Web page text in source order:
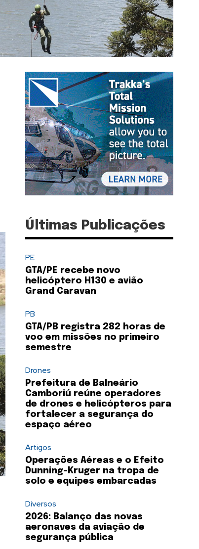
Últimas Publicações
PE
GTA/PE recebe novo
helicóptero H130 e avião
Grand Caravan
PB
GTA/PB registra 282 horas de
voo em missões no primeiro
semestre
Drones
Prefeitura de Balneário
Camboriú reúne operadores
de drones e helicópteros para
fortalecer a segurança do
espaço aéreo
Artigos
Operações Aéreas e o Efeito
Dunning-Kruger na tropa de
solo e equipes embarcadas
Diversos
2026: Balanço das novas
aeronaves da aviação de
segurança pública